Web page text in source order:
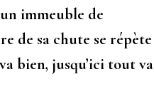
immeuble de
de sa chute se répète
bien, jusqu’ici tout va